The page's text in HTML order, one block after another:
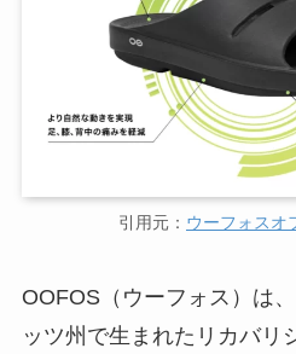
引用元： ウーフォスオ
OOFOS（ウーフォス）は
ッツ州で生まれたリカバリ